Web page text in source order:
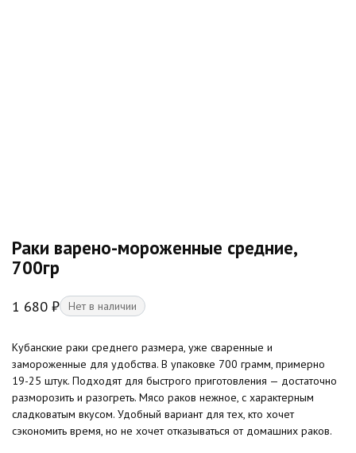
Раки варено-мороженные средние,
700гр
1 680 ₽ Нет в наличии
Кубанские раки среднего размера, уже сваренные и
замороженные для удобства. В упаковке 700 грамм, примерно
19-25 штук. Подходят для быстрого приготовления — достаточно
разморозить и разогреть. Мясо раков нежное, с характерным
сладковатым вкусом. Удобный вариант для тех, кто хочет
сэкономить время, но не хочет отказываться от домашних раков.